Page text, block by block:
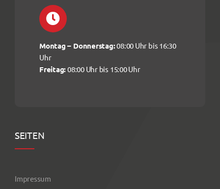
Montag – Donnerstag:08:00 Uhr bis 16:30
Uhr
Freitag:08:00 Uhr bis 15:00 Uhr
SEITEN
Impressum